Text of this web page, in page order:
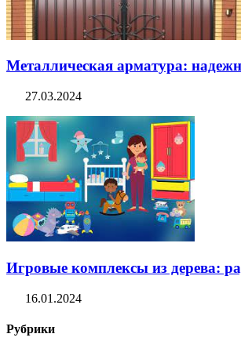
Металлическая арматура:
27.03.2024
Игровые комплексы из дерева:
16.01.2024
Рубрики